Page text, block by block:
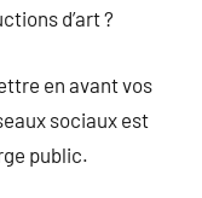
d’art ?
en avant vos
sociaux est
public.